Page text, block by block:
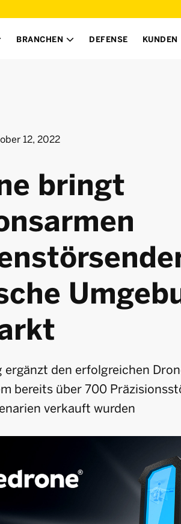
BRANCHEN  DEFENSE KUNDEN
12, 2022
bringt
ergänzt den erfolgreichen
bereits über 700
verkauft wurden